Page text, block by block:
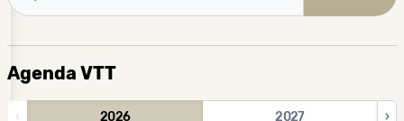
Agenda VTT
‹ 2026 2027 ›